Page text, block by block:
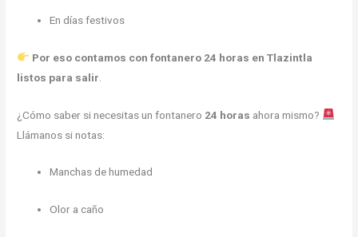
En días festivos
Por eso contamos con fontanero 24 horas en Tlazintla
listos para salir
¿Cómo saber si necesitas un fontanero 24 horas ahora mismo?
Llámanos si notas:
Manchas de humedad
Olor a caño